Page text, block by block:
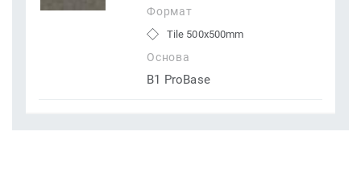
Формат
Tile 500x500mm
Основа
B1 ProBase